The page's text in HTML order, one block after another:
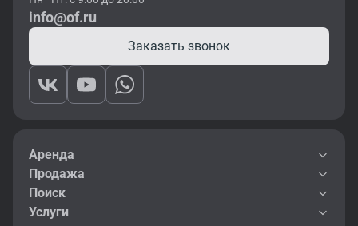
info@of.ru
Заказать звонок
Аренда
Продажа
Поиск
Услуги